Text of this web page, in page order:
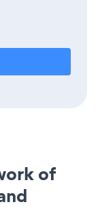
of